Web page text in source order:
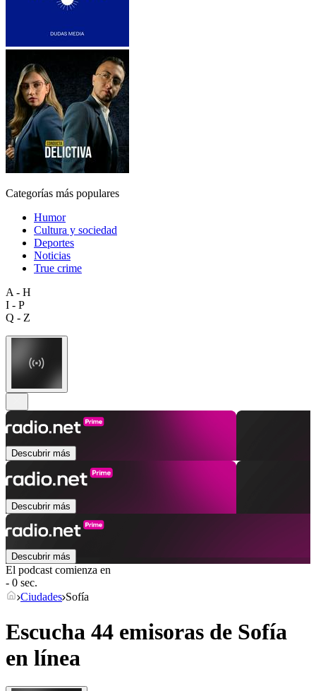
Categorías más populares
Humor
Cultura y sociedad
Deportes
Noticias
True crime
A - H
I - P
Q - Z
Descubrir más
Descubrir más
Descubrir más
El podcast comienza en
- 0 sec.
Ciudades Sofía
Escucha 44 emisoras de Sofía
en línea